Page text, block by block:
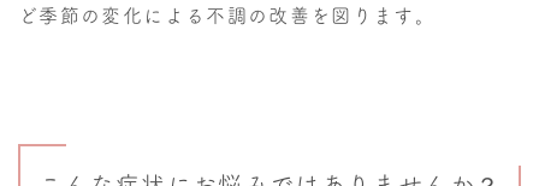
ど季節の変化による不調の改善を図ります。